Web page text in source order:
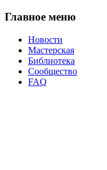
Главное меню
Новости
Мастерская
Библиотека
Сообщество
FAQ